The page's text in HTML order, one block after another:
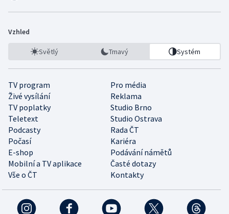
Vzhled
Světlý Tmavý Systém
TV program
Pro média
Živé vysílání
Reklama
TV poplatky
Studio Brno
Teletext
Studio Ostrava
Podcasty
Rada ČT
Počasí
Kariéra
E-shop
Podávání námětů
Mobilní a TV aplikace
Časté dotazy
Vše o ČT
Kontakty